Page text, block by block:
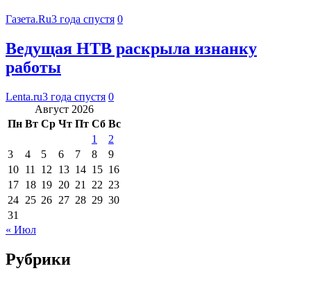
Газета.Ru3 года спустя 0
Ведущая НТВ раскрыла изнанку
работы
Lenta.ru3 года спустя 0
Август 2026
Пн Вт Ср Чт Пт Сб Вс
1
2
3
4 5 6 7 8
9
10 11 12 13 14 15 16
17 18 19 20 21 22 23
24 25 26 27 28 29 30
31
« Июл
Рубрики